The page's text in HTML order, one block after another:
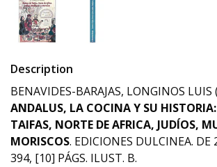
Description
BENAVIDES-BARAJAS, LONGINOS LUIS
ANDALUS, LA COCINA Y SU HISTORIA:
TAIFAS, NORTE DE AFRICA, JUDÍOS,
MORISCOS. EDICIONES DULCINEA. DE
394, [10] PÁGS. ILUST. B.